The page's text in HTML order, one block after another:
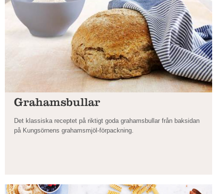
Grahamsbullar
Det klassiska receptet på riktigt goda grahamsbullar från baksidan
på Kungsörnens grahamsmjöl-förpackning.